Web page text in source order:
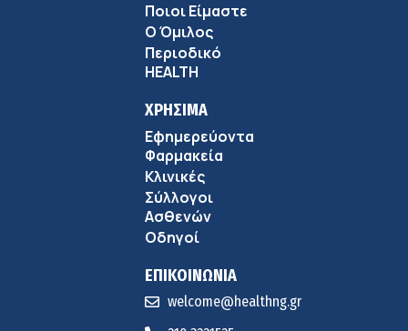
Ποιοι Είμαστε
Ο Όμιλος
Περιοδικό
HEALTH
ΧΡΗΣΙΜΑ
Εφημερεύοντα
Φαρμακεία
Κλινικές
Σύλλογοι
Ασθενών
Οδηγοί
ΕΠΙΚΟΙΝΩΝΙΑ
welcome@healthng.gr